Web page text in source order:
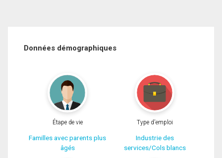
Données démographiques
Étape de vie
Familles avec parents plus
âgés
Type d'emploi
Industrie des
services/Cols blancs